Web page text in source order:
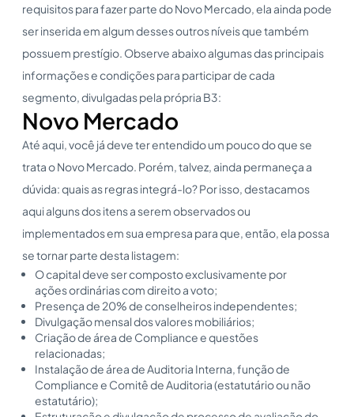
requisitos para fazer parte do Novo Mercado, ela ainda pode
ser inserida em algum desses outros níveis que também
possuem prestígio. Observe abaixo algumas das principais
informações e condições para participar de cada
segmento, divulgadas pela própria B3:
Novo Mercado
Até aqui, você já deve ter entendido um pouco do que se
trata o Novo Mercado. Porém, talvez, ainda permaneça a
dúvida: quais as regras integrá-lo? Por isso, destacamos
aqui alguns dos itens a serem observados ou
implementados em sua empresa para que, então, ela possa
se tornar parte desta listagem:
O capital deve ser composto exclusivamente por
ações ordinárias com direito a voto;
Presença de 20% de conselheiros independentes;
Divulgação mensal dos valores mobiliários;
Criação de área de Compliance e questões
relacionadas;
Instalação de área de Auditoria Interna, função de
Compliance e Comitê de Auditoria (estatutário ou não
estatutário);